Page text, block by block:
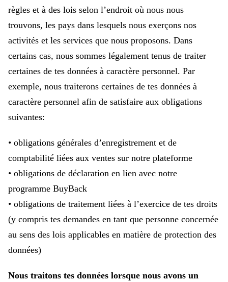
règles et à des lois selon l’endroit où nous nous
trouvons, les pays dans lesquels nous exerçons nos
activités et les services que nous proposons. Dans
certains cas, nous sommes légalement tenus de traiter
certaines de tes données à caractère personnel. Par
exemple, nous traiterons certaines de tes données à
caractère personnel afin de satisfaire aux obligations
suivantes:
• obligations générales d’enregistrement et de
comptabilité liées aux ventes sur notre plateforme
• obligations de déclaration en lien avec notre
programme BuyBack
• obligations de traitement liées à l’exercice de tes droits
(y compris tes demandes en tant que personne concernée
au sens des lois applicables en matière de protection des
données)
Nous traitons tes données lorsque nous avons un